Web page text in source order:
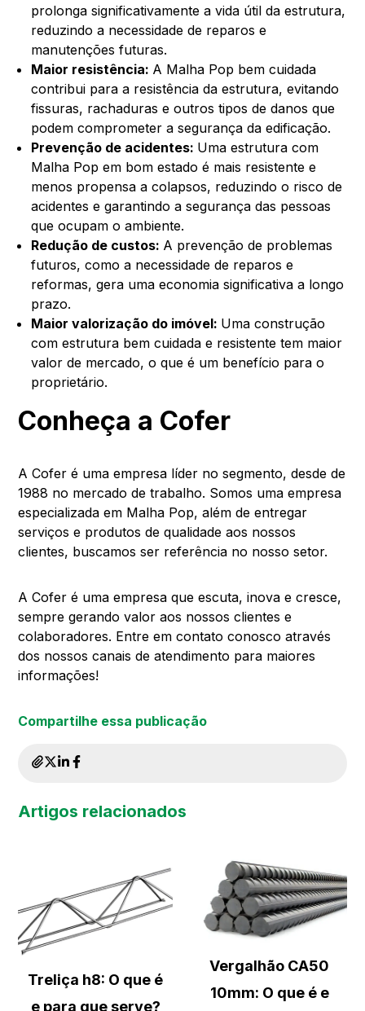
prolonga significativamente a vida útil da estrutura,
reduzindo a necessidade de reparos e
manutenções futuras.
Maior resistência: A Malha Pop bem cuidada
contribui para a resistência da estrutura, evitando
fissuras, rachaduras e outros tipos de danos que
podem comprometer a segurança da edificação.
Prevenção de acidentes: Uma estrutura com
Malha Pop em bom estado é mais resistente e
menos propensa a colapsos, reduzindo o risco de
acidentes e garantindo a segurança das pessoas
que ocupam o ambiente.
Redução de custos: A prevenção de problemas
futuros, como a necessidade de reparos e
reformas, gera uma economia significativa a longo
prazo.
Maior valorização do imóvel: Uma construção
com estrutura bem cuidada e resistente tem maior
valor de mercado, o que é um benefício para o
proprietário.
Conheça a Cofer
A Cofer é uma empresa líder no segmento, desde de
1988 no mercado de trabalho. Somos uma empresa
especializada em Malha Pop, além de entregar
serviços e produtos de qualidade aos nossos
clientes, buscamos ser referência no nosso setor.
A Cofer é uma empresa que escuta, inova e cresce,
sempre gerando valor aos nossos clientes e
colaboradores. Entre em contato conosco através
dos nossos canais de atendimento para maiores
informações!
Compartilhe essa publicação
Artigos relacionados
Treliça h8: O que é
e para que serve?
Vergalhão CA50
10mm: O que é e